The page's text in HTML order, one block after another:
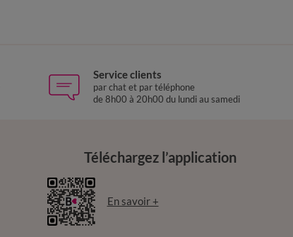
Service clients
par chat et par téléphone
de 8h00 à 20h00 du lundi au samedi
Téléchargez l’application
En savoir +